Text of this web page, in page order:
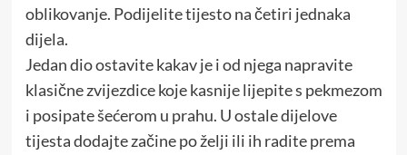
oblikovanje. Podijelite tijesto na četiri jednaka
dijela.
Jedan dio ostavite kakav je i od njega napravite
klasične zvijezdice koje kasnije lijepite s pekmezom
i posipate šećerom u prahu. U ostale dijelove
tijesta dodajte začine po želji ili ih radite prema